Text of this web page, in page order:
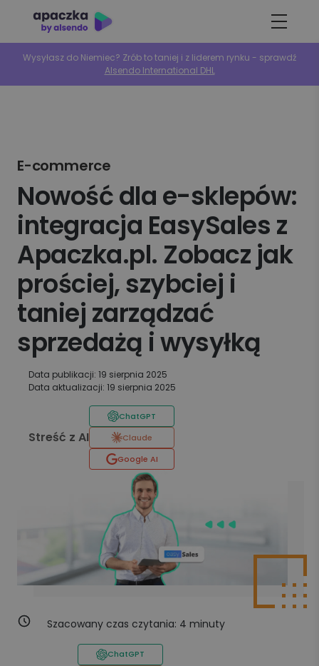
Wysyłasz do Niemiec? Zrób to taniej i z liderem rynku - sprawdź
Alsendo International DHL
E-commerce
Nowość dla e-sklepów:
integracja EasySales z
Apaczka.pl. Zobacz jak
prościej, szybciej i
taniej zarządzać
sprzedażą i wysyłką
Data publikacji: 19 sierpnia 2025
Data aktualizacji: 19 sierpnia 2025
Streść z AI
ChatGPT
Claude
Google AI
Szacowany czas czytania: 4 minuty
ChatGPT